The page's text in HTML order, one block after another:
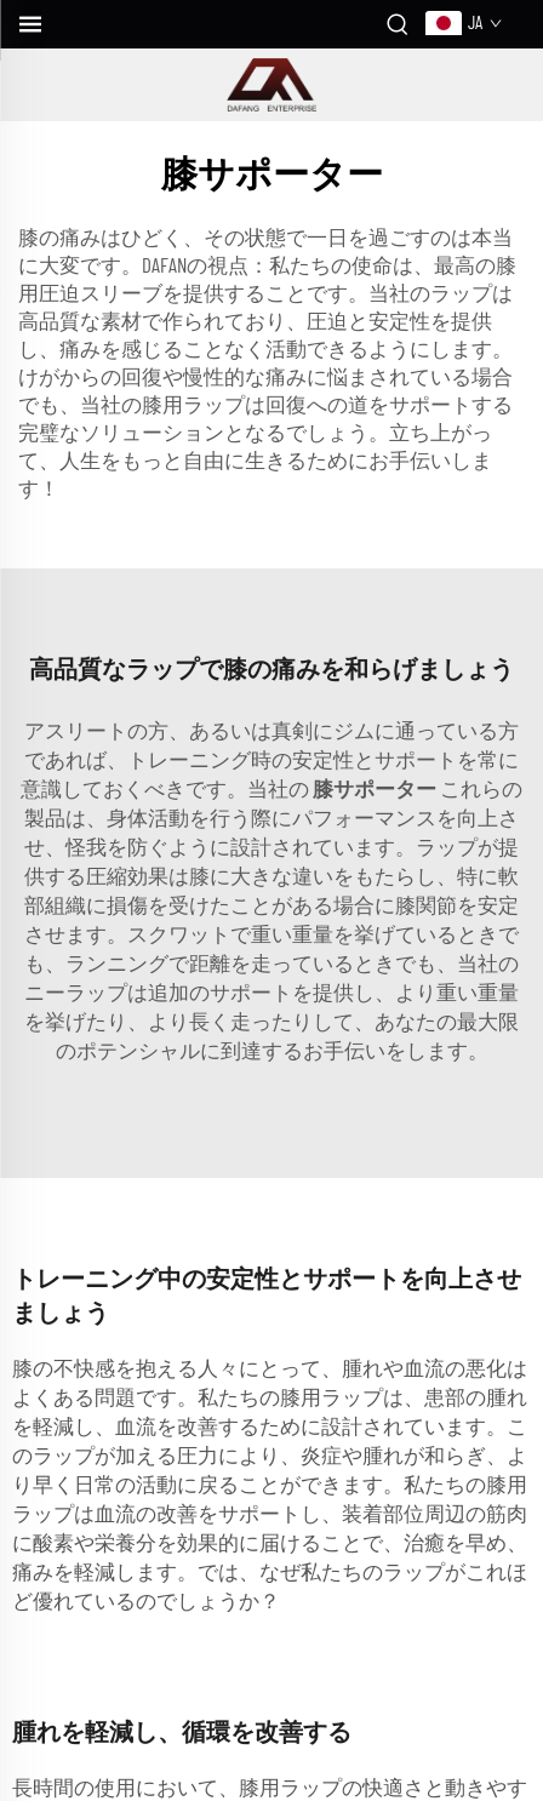
JA
膝サポーター
膝の痛みはひどく、その状態で一日を過ごすのは本当
に大変です。DAFANの視点：私たちの使命は、最高の膝
用圧迫スリーブを提供することです。当社のラップは
高品質な素材で作られており、圧迫と安定性を提供
し、痛みを感じることなく活動できるようにします。
けがからの回復や慢性的な痛みに悩まされている場合
でも、当社の膝用ラップは回復への道をサポートする
完璧なソリューションとなるでしょう。立ち上がっ
て、人生をもっと自由に生きるためにお手伝いしま
す！
高品質なラップで膝の痛みを和らげましょう
アスリートの方、あるいは真剣にジムに通っている方
であれば、トレーニング時の安定性とサポートを常に
意識しておくべきです。当社の 膝サポーター これらの
製品は、身体活動を行う際にパフォーマンスを向上さ
せ、怪我を防ぐように設計されています。ラップが提
供する圧縮効果は膝に大きな違いをもたらし、特に軟
部組織に損傷を受けたことがある場合に膝関節を安定
させます。スクワットで重い重量を挙げているときで
も、ランニングで距離を走っているときでも、当社の
ニーラップは追加のサポートを提供し、より重い重量
を挙げたり、より長く走ったりして、あなたの最大限
のポテンシャルに到達するお手伝いをします。
トレーニング中の安定性とサポートを向上させ
ましょう
膝の不快感を抱える人々にとって、腫れや血流の悪化は
よくある問題です。私たちの膝用ラップは、患部の腫れ
を軽減し、血流を改善するために設計されています。こ
のラップが加える圧力により、炎症や腫れが和らぎ、よ
り早く日常の活動に戻ることができます。私たちの膝用
ラップは血流の改善をサポートし、装着部位周辺の筋肉
に酸素や栄養分を効果的に届けることで、治癒を早め、
痛みを軽減します。では、なぜ私たちのラップがこれほ
ど優れているのでしょうか？
腫れを軽減し、循環を改善する
長時間の使用において、膝用ラップの快適さと動きやす